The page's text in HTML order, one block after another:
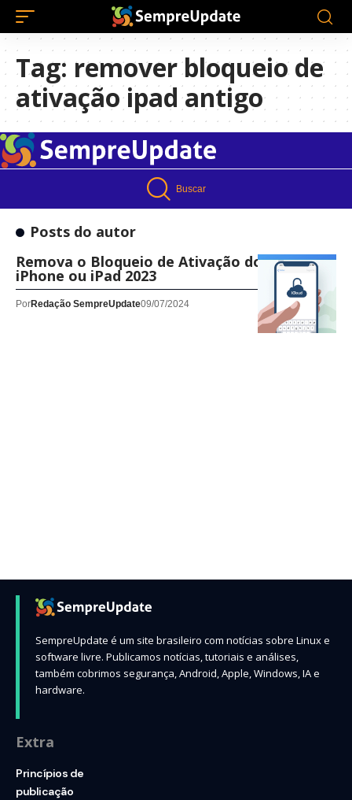
Tag: remover bloqueio de
ativação ipad antigo
Buscar
Posts do autor
Remova o Bloqueio de Ativação do Seu
iPhone ou iPad 2023
PorRedação SempreUpdate09/07/2024
SempreUpdate é um site brasileiro com notícias sobre Linux e
software livre. Publicamos notícias, tutoriais e análises,
também cobrimos segurança, Android, Apple, Windows, IA e
hardware.
Extra
Princípios de
publicação